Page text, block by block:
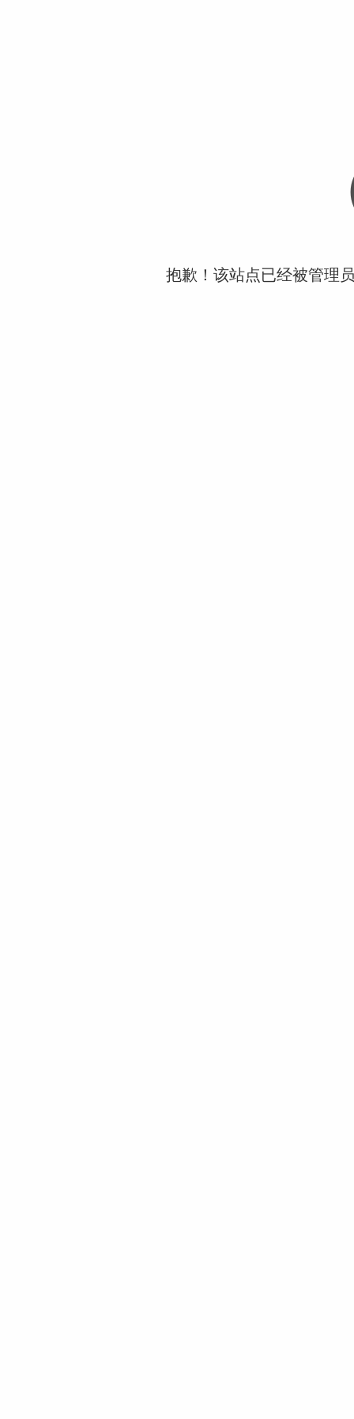
抱歉！该站点已经被管理